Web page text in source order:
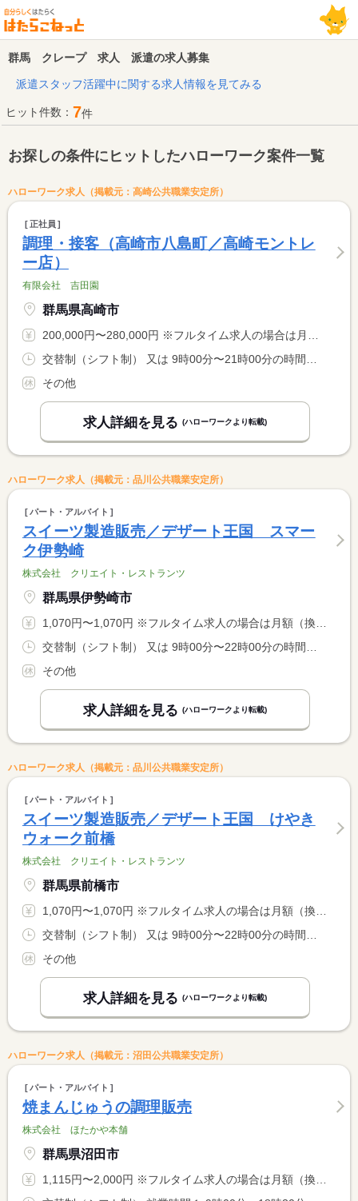
群馬 クレープ 求人 派遣の求人募集
派遣スタッフ活躍中に関する求人情報を見てみる
ヒット件数： 7件
お探しの条件にヒットしたハローワーク案件一覧
ハローワーク求人（掲載元：高崎公共職業安定所）
正社員
調理・接客（高崎市八島町／高崎モントレ
ー店）
有限会社 吉田園
群馬県高崎市
200,000円〜280,000円 ※フルタイム求人の場合は月額（換算額）、パート求人の場合は時間額を表示しています。
その他
求人詳細を見る (ハローワークより転載)
ハローワーク求人（掲載元：品川公共職業安定所）
パート・アルバイト
スイーツ製造販売／デザート王国 スマー
ク伊勢崎
株式会社 クリエイト・レストランツ
群馬県伊勢崎市
1,070円〜1,070円 ※フルタイム求人の場合は月額（換算額）、パート求人の場合は時間額を表示しています。
その他
求人詳細を見る (ハローワークより転載)
ハローワーク求人（掲載元：品川公共職業安定所）
パート・アルバイト
スイーツ製造販売／デザート王国 けやき
ウォーク前橋
株式会社 クリエイト・レストランツ
群馬県前橋市
1,070円〜1,070円 ※フルタイム求人の場合は月額（換算額）、パート求人の場合は時間額を表示しています。
その他
求人詳細を見る (ハローワークより転載)
ハローワーク求人（掲載元：沼田公共職業安定所）
パート・アルバイト
焼まんじゅうの調理販売
株式会社 ほたかや本舗
群馬県沼田市
1,115円〜2,000円 ※フルタイム求人の場合は月額（換算額）、パート求人の場合は時間額を表示しています。